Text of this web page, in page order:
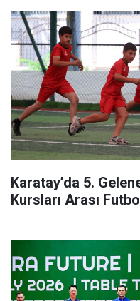
Karatay’da 5.
Kursları Arası